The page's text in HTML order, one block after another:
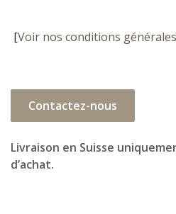
[Voir nos conditions
Contactez-nous
Livraison en Suisse
d’achat.